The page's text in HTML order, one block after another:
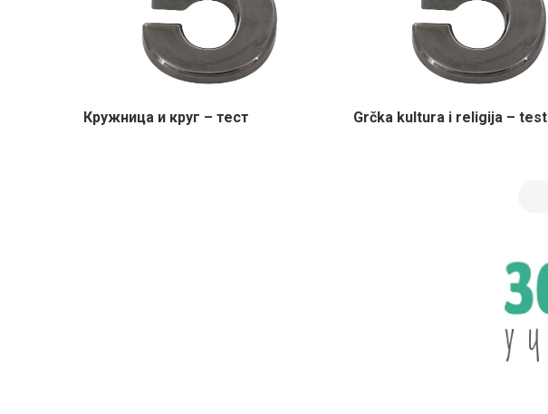
Кружница и круг – тест Grčka kultura i religija – test